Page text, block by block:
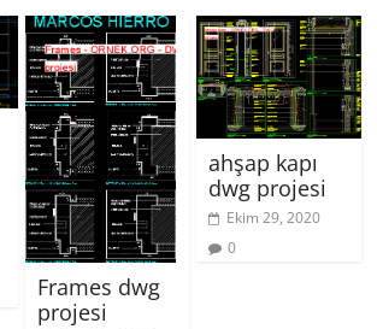
Frames dwg
projesi
ahşap kapı
dwg projesi
Ekim 29, 2020
0